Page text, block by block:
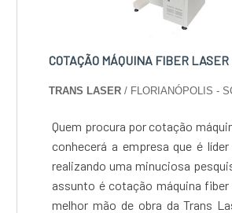
COTAÇÃO MÁQUINA FIBER LASER
TRANS LASER / FLORIANÓPOLIS -
Quem procura por cotação
conhecerá a empresa que é
realizando uma minuciosa
assunto é cotação máquina fiber
melhor mão de obra da Trans